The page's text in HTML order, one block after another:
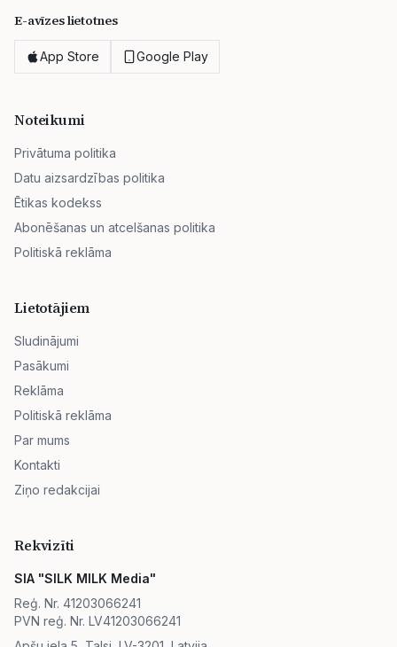
E-avīzes lietotnes
App Store Google Play
Noteikumi
Privātuma politika
Datu aizsardzības politika
Ētikas kodekss
Abonēšanas un atcelšanas politika
Politiskā reklāma
Lietotājiem
Sludinājumi
Pasākumi
Reklāma
Politiskā reklāma
Par mums
Kontakti
Ziņo redakcijai
Rekvizīti
SIA "SILK MILK Media"
Reģ. Nr. 41203066241
PVN reģ. Nr. LV41203066241